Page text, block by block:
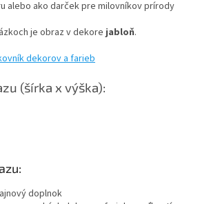
alebo ako darček pre milovníkov prírody
je obraz v dekorejabloň.
dekorov a farieb
(šírka x výška):
doplnok